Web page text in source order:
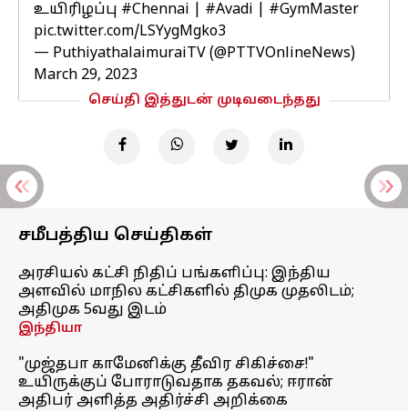
உயிரிழப்பு #Chennai #Avadi
#GymMaster
pic.twitter.com/LSYygMgko3
— PuthiyathalaimuraiTV (@PTTVOnlineNews)
March 29, 2023
செய்தி இத்துடன் முடிவடைந்தது
சமீபத்திய செய்திகள்
அரசியல் கட்சி நிதிப் பங்களிப்பு: இந்திய
அளவில் மாநில கட்சிகளில் திமுக முதலிடம்;
அதிமுக 5வது இடம்
இந்தியா
"முஜ்தபா காமேனிக்கு தீவிர சிகிச்சை!"
உயிருக்குப் போராடுவதாக தகவல்; ஈரான்
அதிபர் அளித்த அதிர்ச்சி அறிக்கை